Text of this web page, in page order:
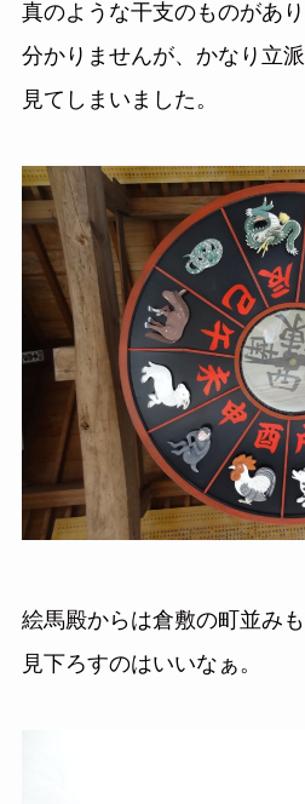
真のような干支のものがあ
分かりませんが、かなり立
見てしまいました。
絵馬殿からは倉敷の町並み
見下ろすのはいいなぁ。